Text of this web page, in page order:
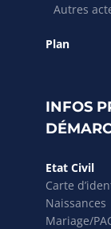
Autres
Plan
INFOS
Etat Civil
Carte
Naissances
Mariage/